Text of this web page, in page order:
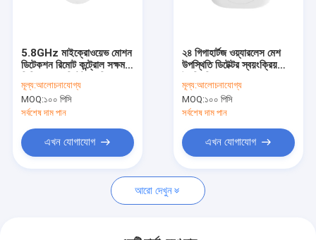
গুণমান নিয়ন্ত্রণ
খবর
একটি উদ্ধৃতি অনুরোধ করুন
5.8GHz মাইক্রোওয়েভ মোশন
ডিটেকশন রিমোট কন্ট্রোল সক্ষম
জন্য ডিজাইন করা
মূল্য:আলোচনাযোগ্য
MOQ:১০০ পিসি
সর্বশেষ দাম পান
এখন যোগাযোগ
২৪ গিগাহার্টজ ওয়্যারলেস মেশ
উপস্থিতি ডিটেক্টর স্বয়ংক্রিয়
উজ্জ্বলতা নির্ভর নিয়ন্ত্রণ
মূল্য:আলোচনাযোগ্য
MOQ:১০০ পিসি
সর্বশেষ দাম পান
এখন যোগাযোগ
আরো দেখুন